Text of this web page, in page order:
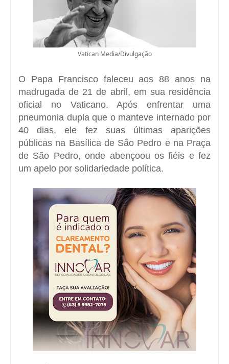
Vatican Media/Divulgação
O Papa Francisco faleceu aos 88 anos na
madrugada de 21 de abril, em sua residência
oficial no Vaticano. Após enfrentar uma
pneumonia dupla que o manteve internado por
40 dias, ele fez suas últimas aparições
públicas na Basílica de São Pedro e na Praça
de São Pedro, onde abençoou os fiéis e fez
um apelo por solidariedade política.